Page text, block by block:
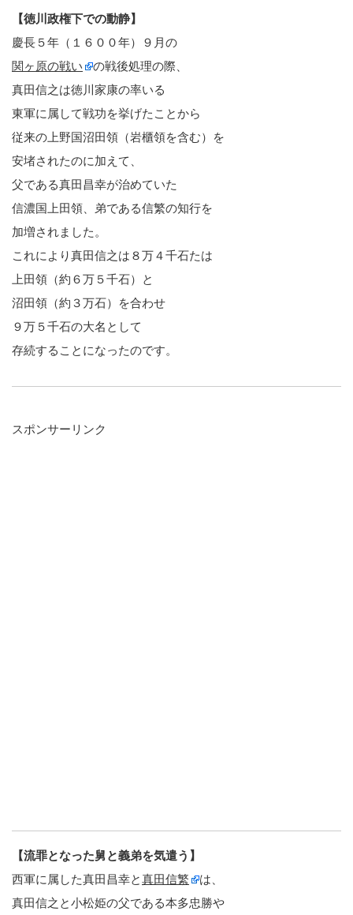
【徳川政権下での動静】
慶長５年（１６００年）９月の
関ヶ原の戦い
の戦後処理の際、
真田信之は徳川家康の率いる
東軍に属して戦功を挙げたことから
従来の上野国沼田領（岩櫃領を含む）を
安堵されたのに加えて、
父である真田昌幸が治めていた
信濃国上田領、弟である信繁の知行を
加増されました。
これにより真田信之は８万４千石たは
上田領（約６万５千石）と
沼田領（約３万石）を合わせ
９万５千石の大名として
存続することになったのです。
スポンサーリンク
【流罪となった舅と義弟を気遣う】
西軍に属した真田昌幸と真田信繁
は、
真田信之と小松姫の父である本多忠勝や